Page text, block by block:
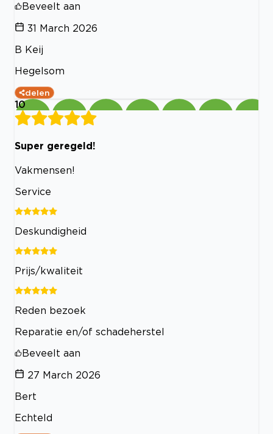
Beveelt aan
31 March 2026
B Keij
Hegelsom
delen
10
Super geregeld!
Vakmensen!
Service
Deskundigheid
Prijs/kwaliteit
Reden bezoek
Reparatie en/of schadeherstel
Beveelt aan
27 March 2026
Bert
Echteld